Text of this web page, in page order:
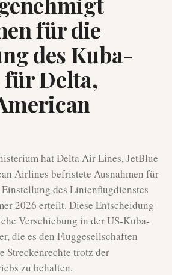
für die
des Kuba-
Delta,
hat Delta Air Lines, JetBlue
Airlines befristete Ausnahmen für
des Linienflugdienstes
2026 erteilt. Diese Entscheidung
Verschiebung in der US-Kuba-
die es den Fluggesellschaften
Streckenrechte trotz der
zu behalten.